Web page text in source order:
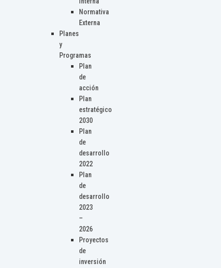
Normativa
Externa
Planes
y
Programas
Plan
de
acción
Plan
estratégico
2030
Plan
de
desarrollo
2022
Plan
de
desarrollo
2023
–
2026
Proyectos
de
inversión